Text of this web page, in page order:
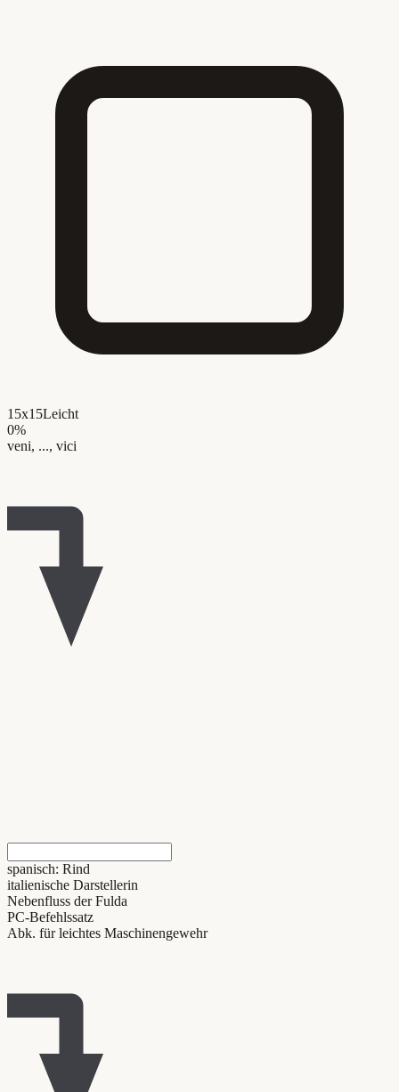
15x15Leicht
0%
veni, ..., vici
spanisch: Rind
italienische Darstellerin
Nebenfluss der Fulda
PC-Befehlssatz
Abk. für leichtes Maschinengewehr